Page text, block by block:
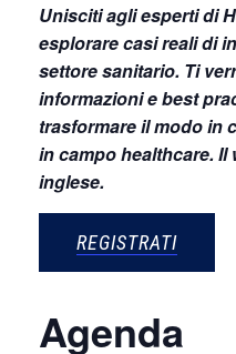
Unisciti agli esperti di
esplorare casi reali di
settore sanitario. Ti
informazioni e best
trasformare il modo in
in campo healthcare.
inglese.
REGISTRATI
Agenda